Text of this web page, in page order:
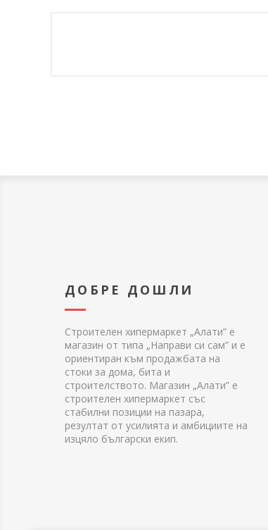
ДОБРЕ ДОШЛИ
Строителен хипермаркет „Алати” е
магазин от типа „Направи си сам” и е
ориентиран към продажбата на
стоки за дома, бита и
строителството. Магазин „Алати” е
строителен хипермаркет със
стабилни позиции на пазара,
резултат от усилията и амбициите на
изцяло български екип.